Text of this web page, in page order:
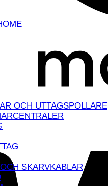
OCH UTTAGSPOLLARE
SKARVKABLAR